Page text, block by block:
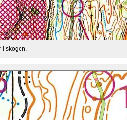
i skogen.